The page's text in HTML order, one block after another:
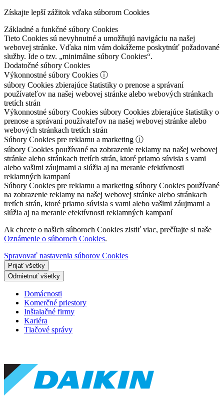
Získajte lepší zážitok vďaka súborom Cookies
Základné a funkčné súbory Cookies
Tieto Cookies sú nevyhnutné a umožňujú navigáciu na našej
webovej stránke. Vďaka nim vám dokážeme poskytnúť požadované
služby. Ide o tzv. „minimálne súbory Cookies“.
Dodatočné súbory Cookies
Výkonnostné súbory Cookies ⓘ
súbory Cookies zbierajúce štatistiky o prenose a správaní
používateľov na našej webovej stránke alebo webových stránkach
tretích strán
Výkonnostné súbory Cookies súbory Cookies zbierajúce štatistiky o
prenose a správaní používateľov na našej webovej stránke alebo
webových stránkach tretích strán
Súbory Cookies pre reklamu a marketing ⓘ
súbory Cookies používané na zobrazenie reklamy na našej webovej
stránke alebo stránkach tretích strán, ktoré priamo súvisia s vami
alebo vašimi záujmami a slúžia aj na meranie efektívnosti
reklamných kampaní
Súbory Cookies pre reklamu a marketing súbory Cookies používané
na zobrazenie reklamy na našej webovej stránke alebo stránkach
tretích strán, ktoré priamo súvisia s vami alebo vašimi záujmami a
slúžia aj na meranie efektívnosti reklamných kampaní
Ak chcete o našich súboroch Cookies zistiť viac, prečítajte si naše
Oznámenie o súboroch Cookies.
Spravovať nastavenia súborov Cookies
Prijať všetky
Odmietnuť všetky
Domácnosti
Komerčné priestory
Inštalačné firmy
Kariéra
Tlačové správy